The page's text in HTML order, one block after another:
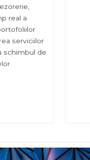
real a
serviciilor
schimbul de